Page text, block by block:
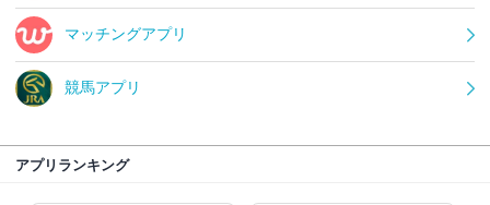
マッチングアプリ
競馬アプリ
アプリランキング